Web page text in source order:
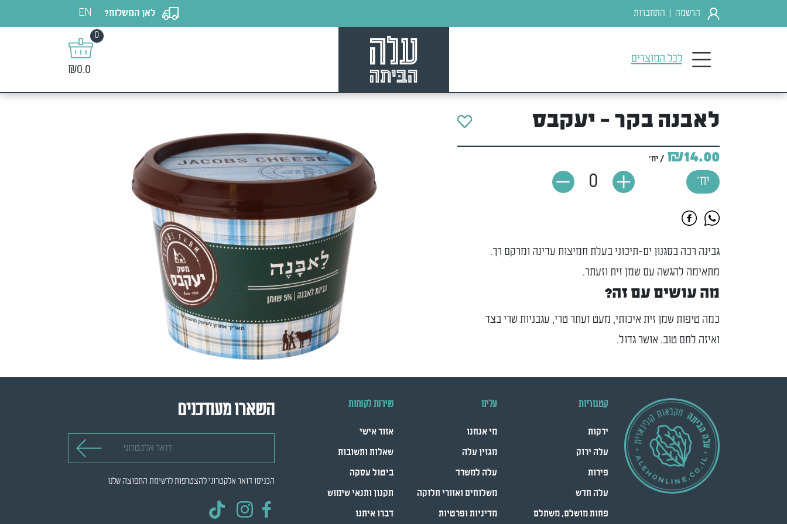
הרשמה התחברות לאן המשלוח? EN
לכל המוצרים
0
₪0.0
לאבנה בקר - יעקבס
₪14.00 / יח'
יח' 0
גבינה רכה בסגנון ים-תיכוני בעלת חמיצות עדינה ומרקם רך.
מתאימה להגשה עם שמן זית וזעתר.
מה עושים עם זה?
כמה טיפות שמן זית איכותי, מעט זעתר טרי, עגבניות שרי בצד
ואיזה לחם טוב. אושר גדול.
קטגוריות
ירקות
עלה ירוק
פירות
עלה חדש
פחות מושלם, משתלם
עלינו
מי אנחנו
מגזין עלה
עלה למשרד
משלוחים ואזורי חלוקה
מדיניות ופרטיות
שירות לקוחות
אזור אישי
שאלות ותשובות
ביטול עסקה
תקנון ותנאי שימוש
דברו איתנו
השארו מעודכנים
הכניסו דואר אלקטרוני להצטרפות לרשימת התפוצה שלנו